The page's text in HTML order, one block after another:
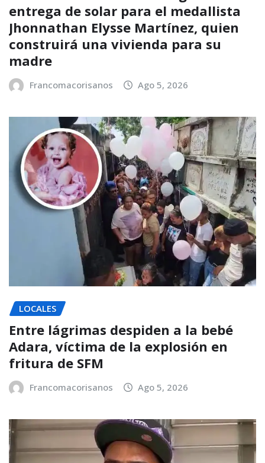
entrega de solar para el medallista
Jhonnathan Elysse Martínez, quien
construirá una vivienda para su
madre
Francomacorisanos Ago 5, 2026
LOCALES
Entre lágrimas despiden a la bebé
Adara, víctima de la explosión en
fritura de SFM
Francomacorisanos Ago 5, 2026